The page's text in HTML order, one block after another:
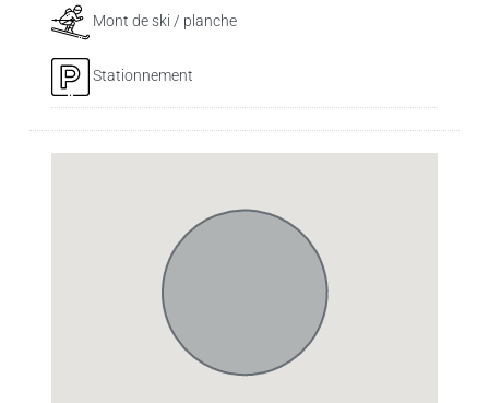
Mont de ski / planche
Stationnement